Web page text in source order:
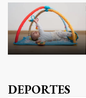
DEPORTES